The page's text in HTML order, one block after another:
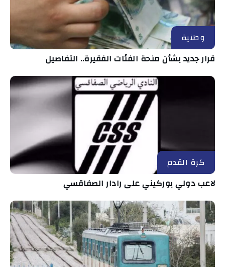
وطنية
قرار جديد بشأن منحة الفئات الفقيرة.. التفاصيل
كرة القدم
لاعب دولي بوركيني على رادار الصفاقسي